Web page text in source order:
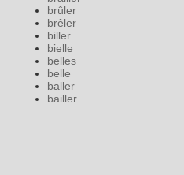
brûler
brêler
biller
bielle
belles
belle
baller
bailler